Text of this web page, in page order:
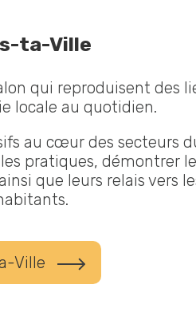
ta-Ville
qui reproduisent des
locale au quotidien.
au cœur des secteurs
pratiques, démontrer
que leurs relais vers
Ville